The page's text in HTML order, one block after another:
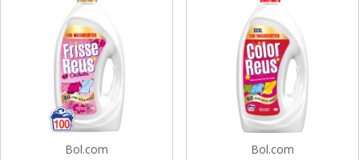
Bol.com Bol.com